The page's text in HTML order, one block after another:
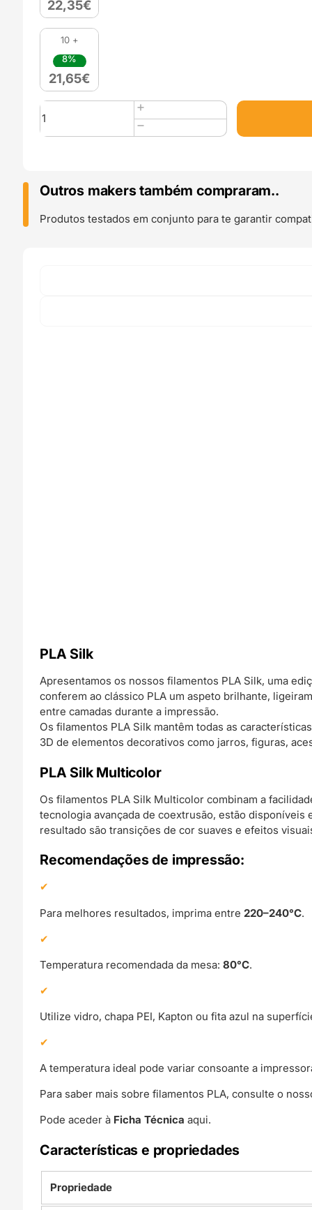
22,35€
10 +
8%
21,65€
Quantidade
de
PLA
Color
1kg
Yin
Outros makers também compraram..
Produtos testados em conjunto para te garantir
PLA Silk
Apresentamos os nossos filamentos PLA Silk, uma
conferem ao clássico PLA um aspeto brilhante,
entre camadas durante a impressão.
Os filamentos PLA Silk mantêm todas as
3D de elementos decorativos como jarros, figuras,
PLA Silk Multicolor
Os filamentos PLA Silk Multicolor combinam a
tecnologia avançada de coextrusão, estão
resultado são transições de cor suaves e efeitos
Recomendações de impressão:
Para melhores resultados, imprima entre 220–240°C.
Temperatura recomendada da mesa:80°C.
Utilize vidro, chapa PEI, Kapton ou fita azul na
A temperatura ideal pode variar consoante a
Para saber mais sobre filamentos PLA, consulte o
Pode aceder à Ficha Técnica aqui.
Características e propriedades
Propriedade